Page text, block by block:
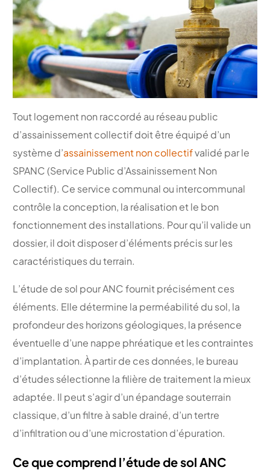
Tout logement non raccordé au réseau public
d’assainissement collectif doit être équipé d’un
système d’assainissement non collectifvalidé par le
SPANC (Service Public d’Assainissement Non
Collectif). Ce service communal ou intercommunal
contrôle la conception, la réalisation et le bon
fonctionnement des installations. Pour qu’il valide un
dossier, il doit disposer d’éléments précis sur les
caractéristiques du terrain.
L’étude de sol pour ANC fournit précisément ces
éléments. Elle détermine la perméabilité du sol, la
profondeur des horizons géologiques, la présence
éventuelle d’une nappe phréatique et les contraintes
d’implantation. À partir de ces données, le bureau
d’études sélectionne la filière de traitement la mieux
adaptée. Il peut s’agir d’un épandage souterrain
classique, d’un filtre à sable drainé, d’un tertre
d’infiltration ou d’une microstation d’épuration.
Ce que comprend l’étude de sol ANC